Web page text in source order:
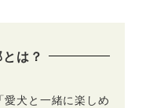
は？
犬と一緒に楽しめ